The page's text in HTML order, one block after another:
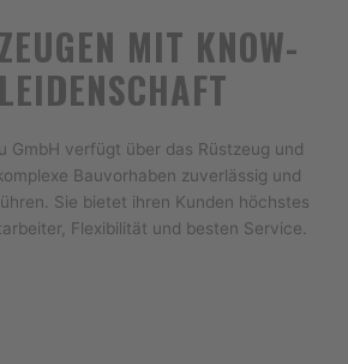
MIT KNOW-
GmbH verfügt über das Rüstzeug und
Bauvorhaben zuverlässig und
Sie bietet ihren Kunden höchstes
Flexibilität und besten Service.